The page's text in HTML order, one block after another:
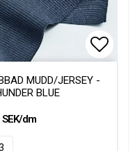
i favoritlistan
i favoritlistan
MUDD/JERSEY -
BLUE
SEK/dm